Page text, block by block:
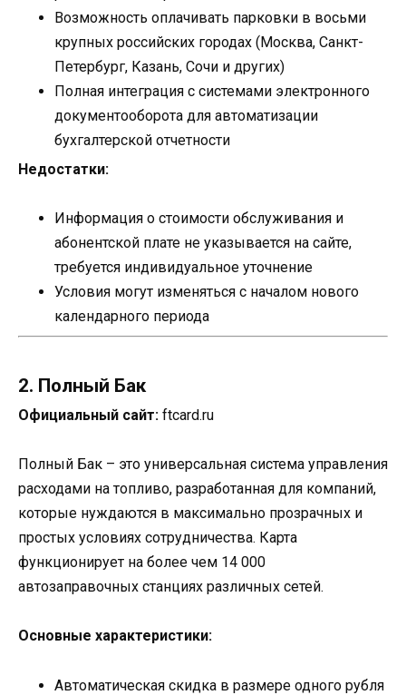
Возможность оплачивать парковки в восьми
крупных российских городах (Москва, Санкт-
Петербург, Казань, Сочи и других)
Полная интеграция с системами электронного
документооборота для автоматизации
бухгалтерской отчетности
Недостатки:
Информация о стоимости обслуживания и
абонентской плате не указывается на сайте,
требуется индивидуальное уточнение
Условия могут изменяться с началом нового
календарного периода
2. Полный Бак
Официальный сайт: ftcard.ru
Полный Бак – это универсальная система управления
расходами на топливо, разработанная для компаний,
которые нуждаются в максимально прозрачных и
простых условиях сотрудничества. Карта
функционирует на более чем 14 000
автозаправочных станциях различных сетей.
Основные характеристики:
Автоматическая скидка в размере одного рубля